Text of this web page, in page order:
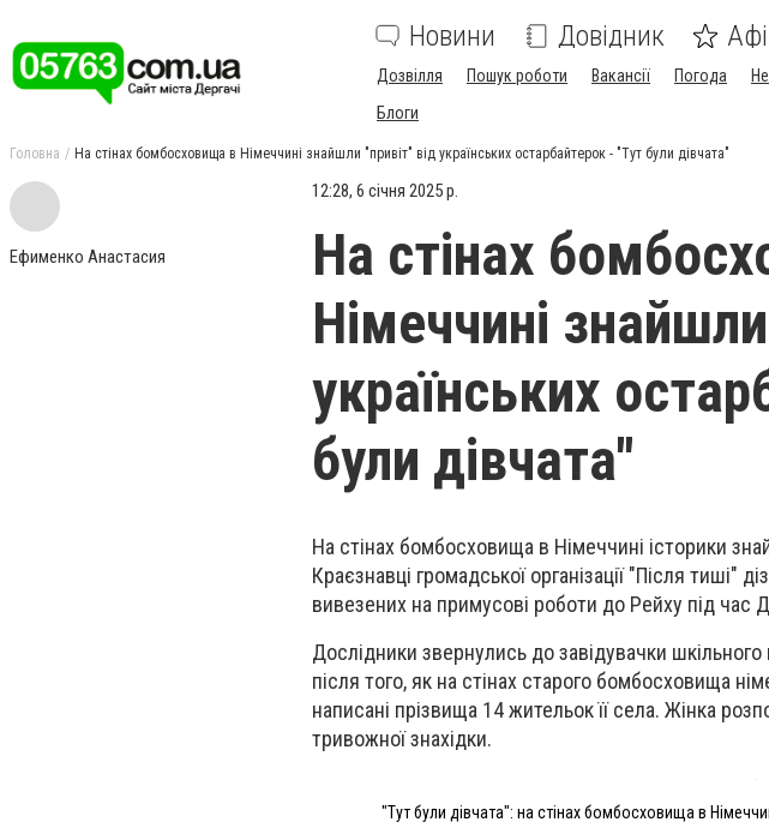
Новини Довідник
Дозвілля Пошук роботи Вакансії Погода
Блоги
Головна На стінах бомбосховища в Німеччині знайшли "привіт" від українських остарбайтерок - "Тут були дівчата"
Ефименко Анастасия
12:28, 6 січня 2025 р.
На стінах
Німеччині
українських
були дівчата"
На стінах бомбосховища в Німеччині історики
Краєзнавці громадської організації "Після тиші"
вивезених на примусові роботи до Рейху під час
Дослідники звернулись до завідувачки
після того, як на стінах старого бомбосховища
написані прізвища 14 жительок її села. Жінка
тривожної знахідки.
"Тут були дівчата": на стінах бомбосховища в